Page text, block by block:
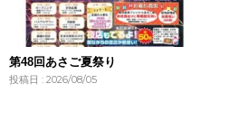
第48回あさご夏祭り
投稿日 : 2026/08/05